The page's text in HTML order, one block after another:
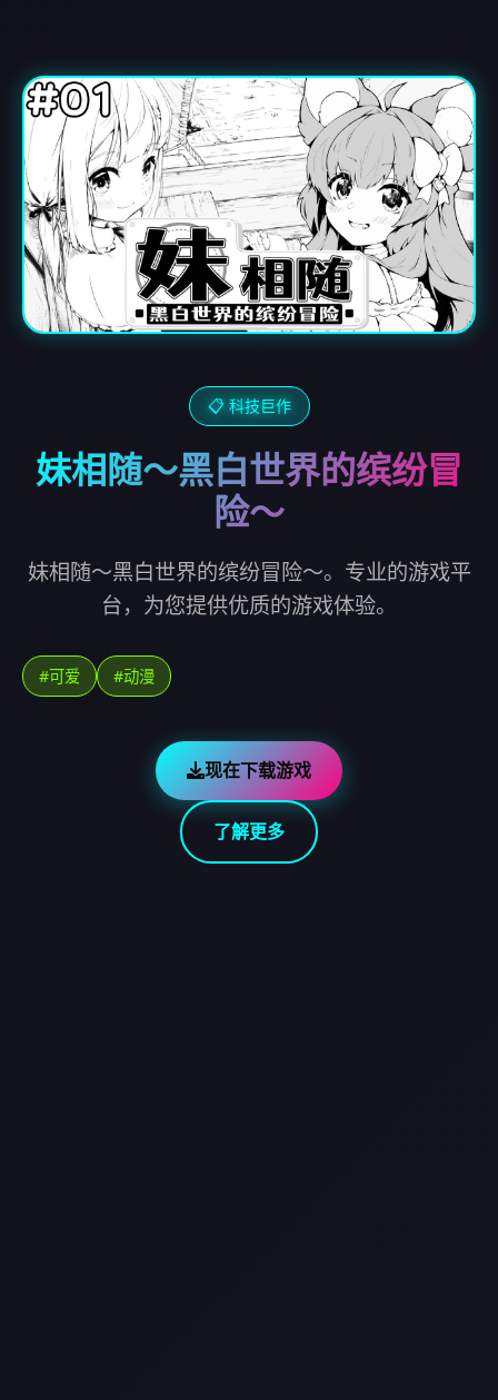
📋 科技巨作
妹相随～黑白世界的缤纷冒
险～
妹相随～黑白世界的缤纷冒险～。专业的游戏平
台，为您提供优质的游戏体验。
#可爱 #动漫
现在下载游戏
了解更多